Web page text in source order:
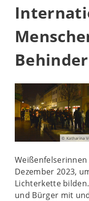
© Katharina
Dezember 2023,
Lichterkette
und Bürger mit